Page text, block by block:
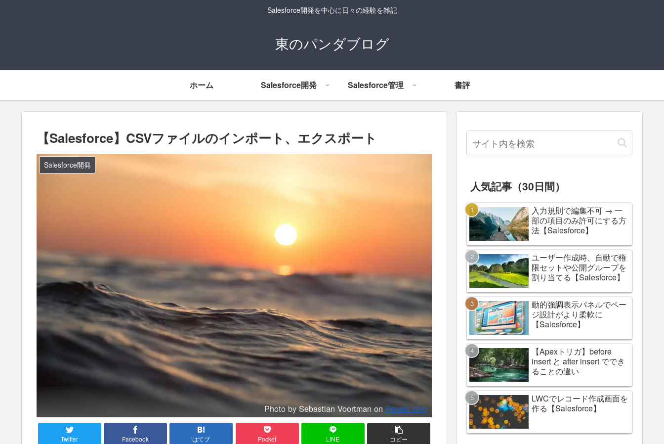
Salesforce開発を中心に日々の経験を雑記
東のパンダブログ
ホーム Salesforce開発 Salesforce管理 書評
【Salesforce】CSVファイルのインポート、エクスポート
Salesforce開発
Photo by Sebastian Voortman on Pexels.com
Twitter Facebook はてブ Pocket LINE コピー
人気記事（30日間）
入力規則で編集不可 → 一
部の項目のみ許可にする方
法【Salesforce】
ユーザー作成時、自動で権
限セットや公開グループを
割り当てる【Salesforce】
動的強調表示パネルでペー
ジ設計がより柔軟に
【Salesforce】
【Apexトリガ】before
insert と after insert ででき
ることの違い
LWCでレコード作成画面を
作る【Salesforce】